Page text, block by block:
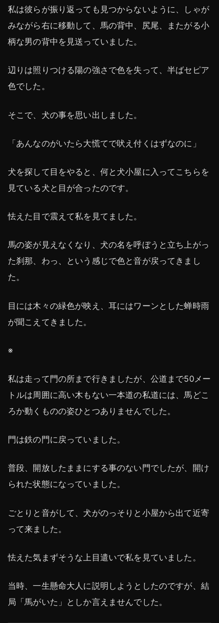
私は彼らが振り返っても見つからないように、しゃが
みながら右に移動して、馬の背中、尻尾、またがる小
柄な男の背中を見送っていました。
辺りは照りつける陽の強さで色を失って、半ばセピア
色でした。
そこで、犬の事を思い出しました。
「あんなのがいたら大慌てで吠え付くはずなのに」
犬を探して目をやると、何と犬小屋に入ってこちらを
見ている犬と目が合ったのです。
怯えた目で震えて私を見てました。
馬の姿が見えなくなり、犬の名を呼ぼうと立ち上がっ
た刹那、わっ、という感じで色と音が戻ってきまし
た。
目には木々の緑色が映え、耳にはワーンとした蝉時雨
が聞こえてきました。
※
私は走って門の所まで行きましたが、公道まで50メー
トルは周囲に高い木もない一本道の私道には、馬どこ
ろか動くものの姿ひとつありませんでした。
門は鉄の門に戻っていました。
普段、開放したままにする事のない門でしたが、開け
られた状態になっていました。
ごとりと音がして、犬がのっそりと小屋から出て近寄
って来ました。
怯えた気まずそうな上目遣いで私を見ていました。
当時、一生懸命大人に説明しようとしたのですが、結
局「馬がいた」としか言えませんでした。